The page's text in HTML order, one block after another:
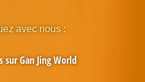
avec nous :
sur Gan Jing World